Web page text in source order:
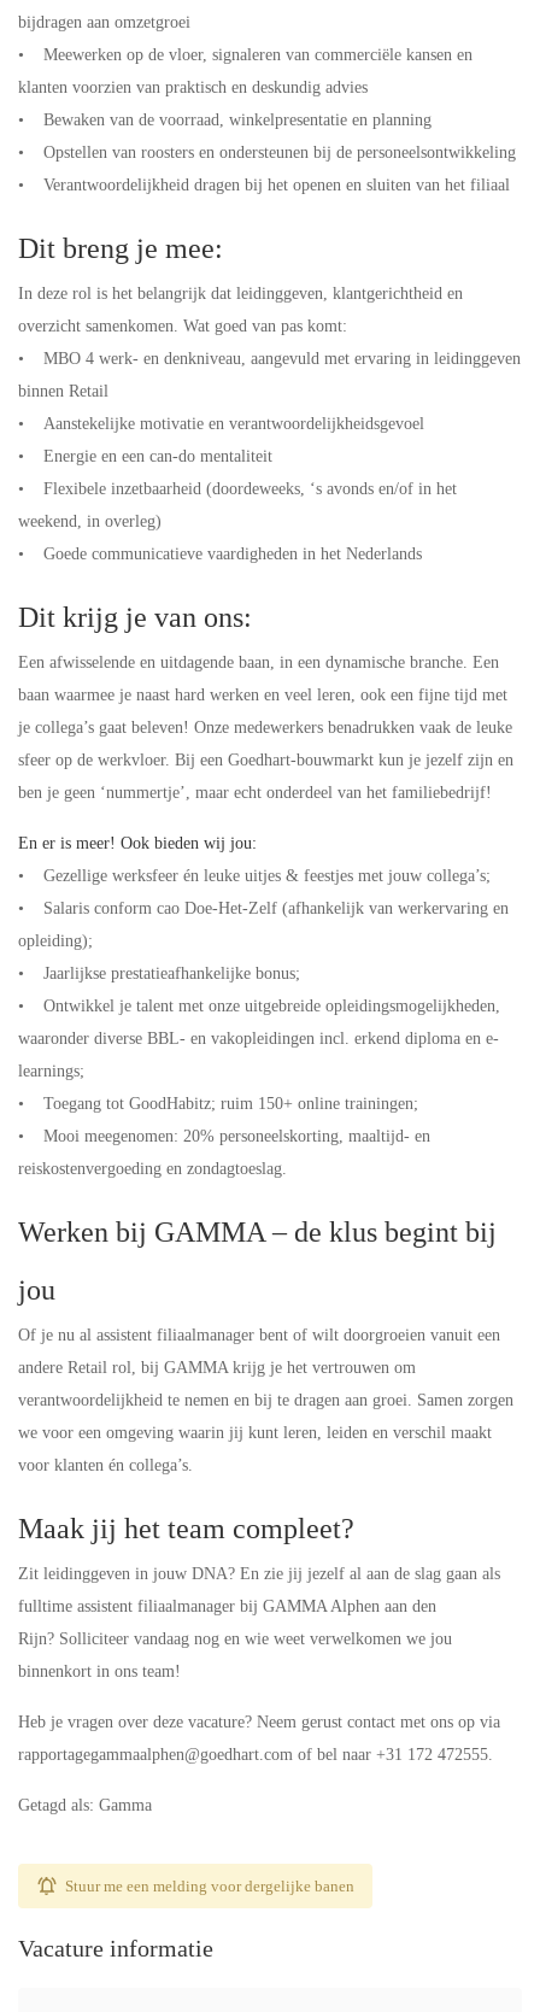
bijdragen aan omzetgroei
• Meewerken op de vloer, signaleren van commerciële kansen en
klanten voorzien van praktisch en deskundig advies
• Bewaken van de voorraad, winkelpresentatie en planning
• Opstellen van roosters en ondersteunen bij de personeelsontwikkeling
• Verantwoordelijkheid dragen bij het openen en sluiten van het filiaal
Dit breng je mee:
In deze rol is het belangrijk dat leidinggeven, klantgerichtheid en
overzicht samenkomen. Wat goed van pas komt:
• MBO 4 werk- en denkniveau, aangevuld met ervaring in leidinggeven
binnen Retail
• Aanstekelijke motivatie en verantwoordelijkheidsgevoel
• Energie en een can-do mentaliteit
• Flexibele inzetbaarheid (doordeweeks, ‘s avonds en/of in het
weekend, in overleg)
• Goede communicatieve vaardigheden in het Nederlands
Dit krijg je van ons:
Een afwisselende en uitdagende baan, in een dynamische branche. Een
baan waarmee je naast hard werken en veel leren, ook een fijne tijd met
je collega’s gaat beleven! Onze medewerkers benadrukken vaak de leuke
sfeer op de werkvloer. Bij een Goedhart-bouwmarkt kun je jezelf zijn en
ben je geen ‘nummertje’, maar echt onderdeel van het familiebedrijf!
En er is meer! Ook bieden wij jou:
• Gezellige werksfeer én leuke uitjes & feestjes met jouw collega’s;
• Salaris conform cao Doe-Het-Zelf (afhankelijk van werkervaring en
opleiding);
• Jaarlijkse prestatieafhankelijke bonus;
• Ontwikkel je talent met onze uitgebreide opleidingsmogelijkheden,
waaronder diverse BBL- en vakopleidingen incl. erkend diploma en e-
learnings;
• Toegang tot GoodHabitz; ruim 150+ online trainingen;
• Mooi meegenomen: 20% personeelskorting, maaltijd- en
reiskostenvergoeding en zondagtoeslag.
Werken bij GAMMA – de klus begint bij
jou
Of je nu al assistent filiaalmanager bent of wilt doorgroeien vanuit een
andere Retail rol, bij GAMMA krijg je het vertrouwen om
verantwoordelijkheid te nemen en bij te dragen aan groei. Samen zorgen
we voor een omgeving waarin jij kunt leren, leiden en verschil maakt
voor klanten én collega’s.
Maak jij het team compleet?
Zit leidinggeven in jouw DNA? En zie jij jezelf al aan de slag gaan als
fulltime assistent filiaalmanager bij GAMMA Alphen aan den
Rijn? Solliciteer vandaag nog en wie weet verwelkomen we jou
binnenkort in ons team!
Heb je vragen over deze vacature? Neem gerust contact met ons op via
rapportagegammaalphen@goedhart.com of bel naar +31 172 472555.
Getagd als: Gamma
Stuur me een melding voor dergelijke banen
Vacature informatie